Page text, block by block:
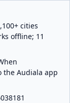
cities
offline; 11
the Audiala app